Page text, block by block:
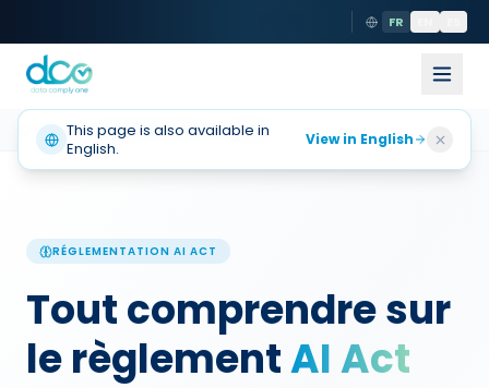
FR
Accueil Réglementations AI Act
RÉGLEMENTATION AI ACT
Tout comprendre sur
le règlementAI Act
This page is also available in
English.
View in English